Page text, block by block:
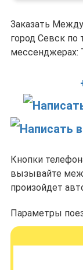
Заказать
город Севск по
мессенджерах:
Кнопки
вызывайте
произойдет
Параметры